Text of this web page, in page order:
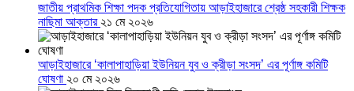
জাতীয় প্রাথমিক শিক্ষা পদক প্রতিযোগিতায় আড়াইহাজারে শ্রেষ্ঠ সহকারী শিক্ষক
নাছিমা আক্তার ২১ মে ২০২৬
আড়াইহাজারে ‘কালাপাহাড়িয়া ইউনিয়ন যুব ও ক্রীড়া সংসদ’ এর পূর্ণাঙ্গ কমিটি
ঘোষণা ২০ মে ২০২৬